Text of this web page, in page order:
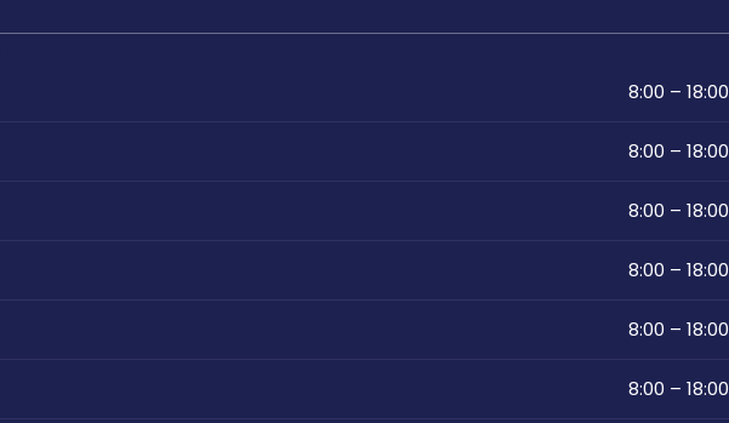
8:00 – 18:00
8:00 – 18:00
8:00 – 18:00
8:00 – 18:00
8:00 – 18:00
8:00 – 18:00